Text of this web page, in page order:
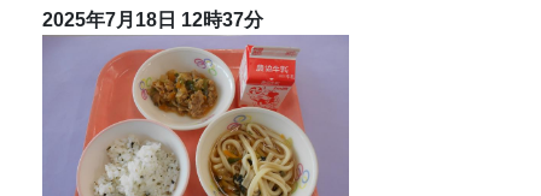
2025年7月18日 12時37分